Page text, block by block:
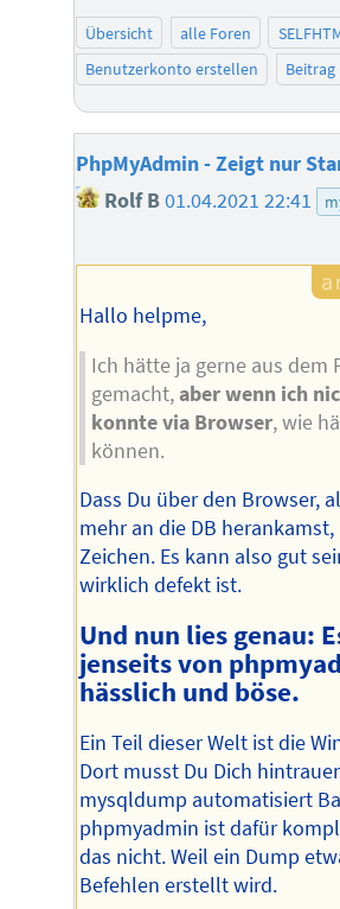
Übersicht alle Foren
Benutzerkonto erstellen
PhpMyAdmin - Zeigt nur
Rolf B01.04.2021 22:41
Hallo helpme,
Ich hätte ja gerne aus dem
gemacht,aber wenn ich
konnte via Browser, wie
können.
Dass Du über den Browser,
mehr an die DB
Zeichen. Es kann also gut
wirklich defekt ist.
Und nun lies genau:
jenseits von
hässlich und böse.
Ein Teil dieser Welt ist die
Dort musst Du Dich
mysqldump automatisiert
phpmyadmin ist dafür
das nicht. Weil ein Dump
Befehlen erstellt wird.